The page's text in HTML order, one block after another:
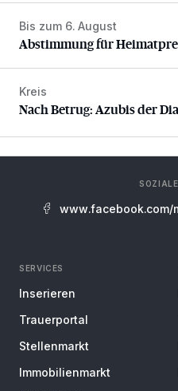
Abstimmung für
Bis zum 6. August
Abstimmung für
Nach Betrug: Azubis der
Kreis
Nach Betrug: Azubis der
SERVICES
Inserieren
Trauerportal
Stellenmarkt
Immobilienmarkt